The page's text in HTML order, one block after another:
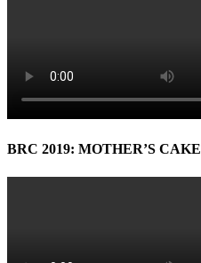
BRC 2019: MOTHER’S CAKE